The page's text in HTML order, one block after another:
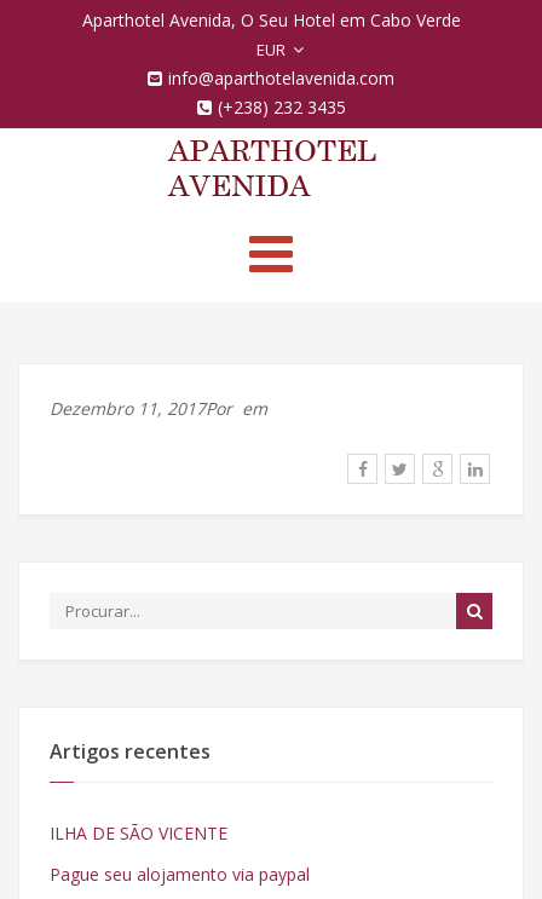
Aparthotel Avenida, O Seu Hotel em Cabo Verde
EUR
info@aparthotelavenida.com
(+238) 232 3435
Toggle
navigation
Dezembro 11, 2017Por em
Artigos recentes
ILHA DE SÃO VICENTE
Pague seu alojamento via paypal